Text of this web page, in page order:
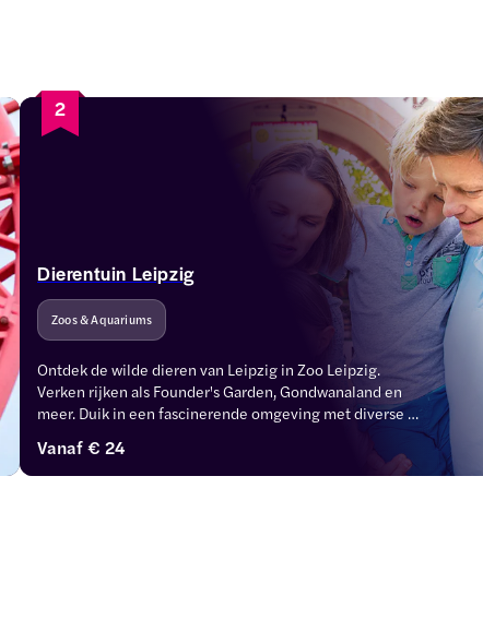
2
Dierentuin Leipzig
Zoos & Aquariums
Ontdek de wilde dieren van Leipzig in Zoo Leipzig.
Verken rijken als Founder's Garden, Gondwanaland en
meer. Duik in een fascinerende omgeving met diverse
Vanaf€ 24